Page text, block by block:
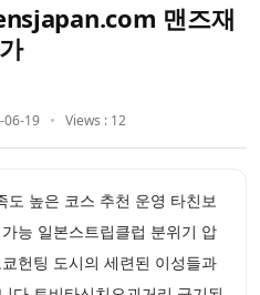
맨즈재
06-19 Views : 12
도 높은 코스 추천 운영 타친보
능 일본스트립클럽 분위기 압
헌팅 도시의 세련된 이성들과